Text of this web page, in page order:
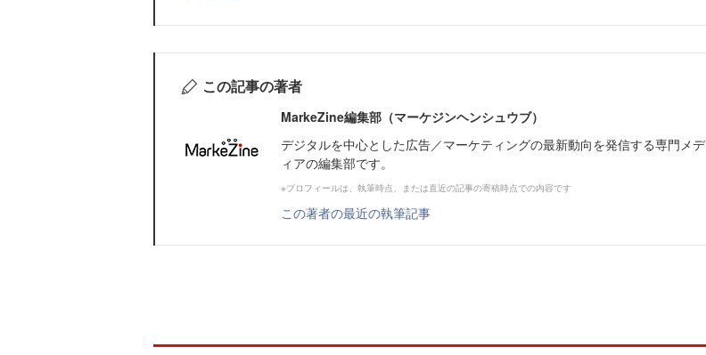
この記事の著者
MarkeZine編集部（マーケジンヘンシュウブ）
デジタルを中心とした広告／マーケティングの最新動向を発信する専門メデ
ィアの編集部です。
※プロフィールは、執筆時点、または直近の記事の寄稿時点での内容です
この著者の最近の執筆記事